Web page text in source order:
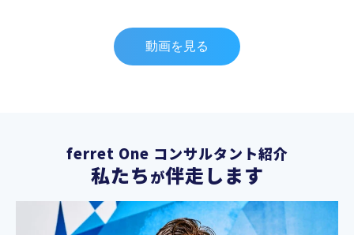
動画を見る
ferret One コンサルタント紹介
私たちが伴走します